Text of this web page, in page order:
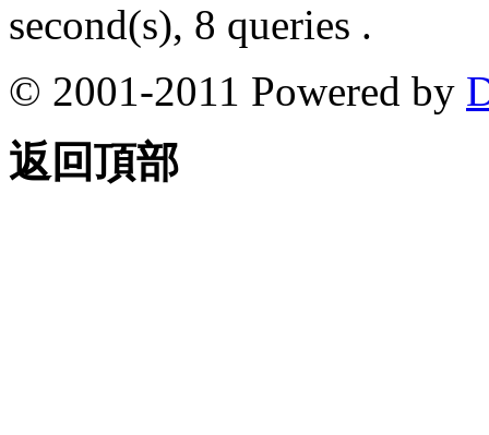
second(s), 8 queries .
© 2001-2011 Powered by
返回頂部